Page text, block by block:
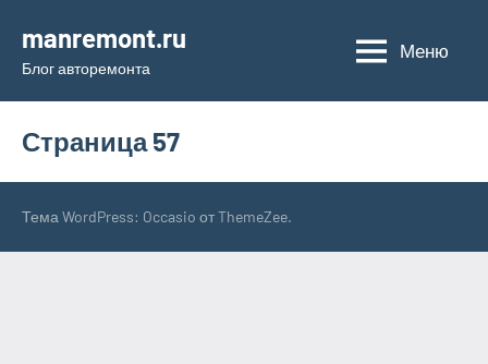
содержимому
manremont.ru
Блог авторемонта
Меню
Страница 57
Тема WordPress: Occasio от ThemeZee.